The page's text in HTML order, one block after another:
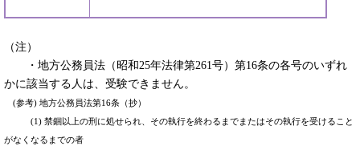
（注）
・地方公務員法（昭和25年法律第261号）第16条の各号のいずれ
かに該当する人は、受験できません。
(参考) 地方公務員法第16条（抄）
(1) 禁錮以上の刑に処せられ、その執行を終わるまでまたはその執行を受けること
がなくなるまでの者